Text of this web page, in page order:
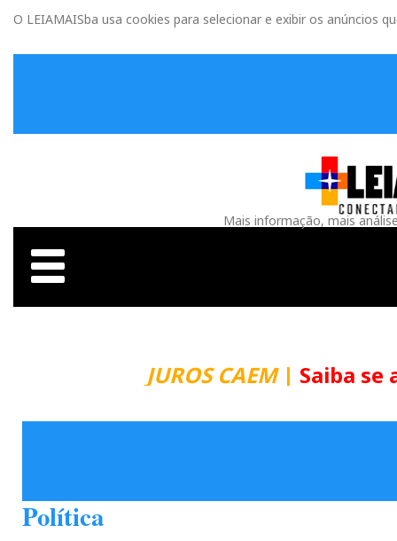
O LEIAMAISba usa cookies para selecionar e exibir os anúncios
Mais informação, mais
JUROS CAEM| Saiba se
Política